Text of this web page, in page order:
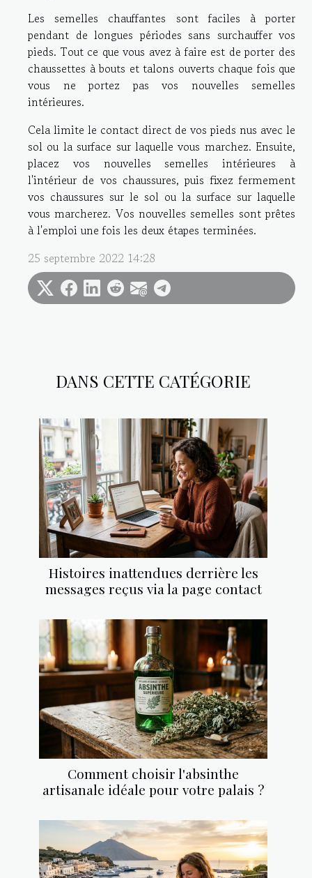
DANS CETTE CATÉGORIE
Histoires inattendues derrière les
messages reçus via la page contact
Comment choisir l'absinthe
artisanale idéale pour votre palais ?
Les semelles chauffantes sont faciles à porter
pendant de longues périodes sans surchauffer vos
pieds. Tout ce que vous avez à faire est de porter des
chaussettes à bouts et talons ouverts chaque fois que
vous ne portez pas vos nouvelles semelles
intérieures.
Cela limite le contact direct de vos pieds nus avec le
sol ou la surface sur laquelle vous marchez. Ensuite,
placez vos nouvelles semelles intérieures à
l'intérieur de vos chaussures, puis fixez fermement
vos chaussures sur le sol ou la surface sur laquelle
vous marcherez. Vos nouvelles semelles sont prêtes
à l'emploi une fois les deux étapes terminées.
25 septembre 2022 14:28